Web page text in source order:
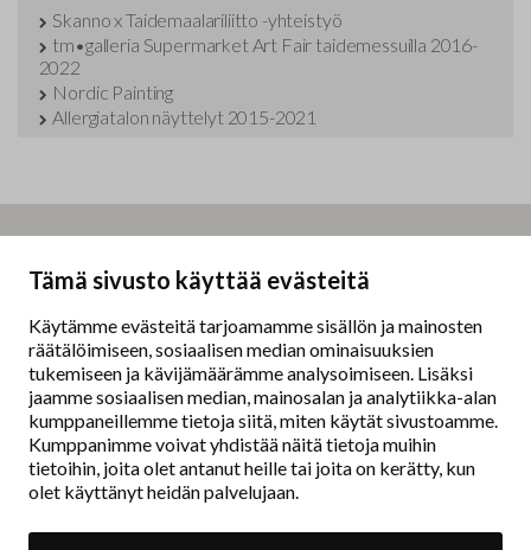
Tämä sivusto käyttää evästeitä
Käytämme evästeitä tarjoamamme sisällön ja mainosten
räätälöimiseen, sosiaalisen median ominaisuuksien
tukemiseen ja kävijämäärämme analysoimiseen. Lisäksi
jaamme sosiaalisen median, mainosalan ja analytiikka-alan
kumppaneillemme tietoja siitä, miten käytät sivustoamme.
Kumppanimme voivat yhdistää näitä tietoja muihin
tietoihin, joita olet antanut heille tai joita on kerätty, kun
olet käyttänyt heidän palvelujaan.
Skanno x Taidemaalariliitto -yhteistyö
tm•galleria Supermarket Art Fair taidemessuilla 2016-
2022
Nordic Painting
Allergiatalon näyttelyt 2015-2021
Erottajankatu 9 B
00130 Helsinki
www.painters.fi
Näyttelytoiminta
tm•gallerian esittely
Muu näyttelytoiminta